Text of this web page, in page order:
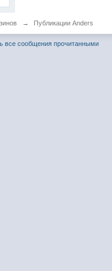
→ Публикации Anders
все сообщения прочитанными